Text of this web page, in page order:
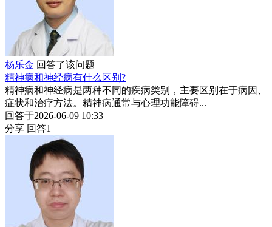
杨乐金 回答了该问题
精神病和神经病有什么区别?
精神病和神经病是两种不同的疾病类别，主要区别在于病因、
症状和治疗方法。精神病通常与心理功能障碍...
回答于2026-06-09 10:33
分享 回答1